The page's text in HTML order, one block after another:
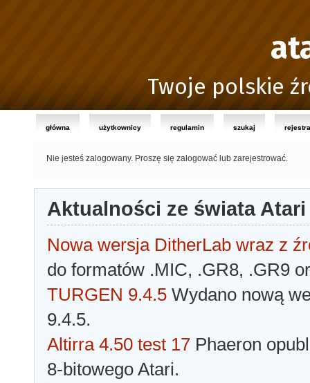
Twoje polskie
główna użytkownicy regulamin szukaj
Nie jesteś zalogowany. Proszę się zalogować lub zarejestrować.
Aktualności ze świata Atari
Nowa wersja DitherLab wraz z
do formatów .MIC, .GR8, .GR9
TURGEN 9.4.5 Wydano nową
9.4.5.
Altirra 4.50 test 17 Phaeron
8-bitowego Atari.